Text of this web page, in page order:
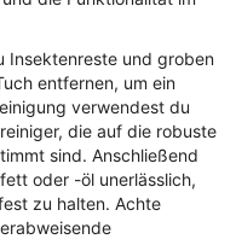
Insektenreste und groben
entfernen, um ein
verwendest du
die auf die robuste
sind. Anschließend
oder -öl unerlässlich,
zu halten. Achte